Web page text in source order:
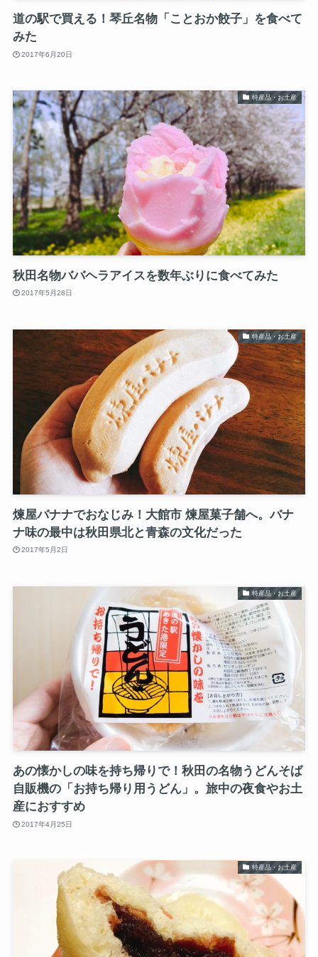
道の駅で買える！琴丘名物「ことおか餃子」を食べて
みた
2017年6月20日
特産品・お土産
秋田名物ババヘラアイスを数年ぶりに食べてみた
2017年5月28日
特産品・お土産
煉屋バナナでおなじみ！大館市 煉屋菓子舗へ。バナ
ナ味の最中は秋田県北と青森の文化だった
2017年5月2日
特産品・お土産
あの懐かしの味を持ち帰りで！秋田の名物うどんそば
自販機の「お持ち帰り用うどん」。旅中の夜食やお土
産におすすめ
2017年4月25日
特産品・お土産